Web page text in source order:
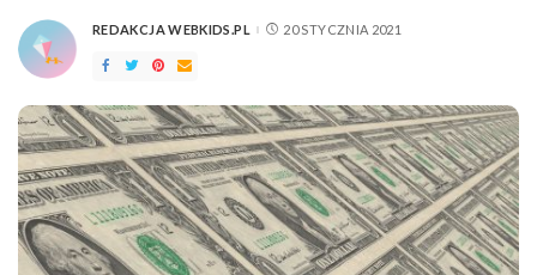
POSTED
REDAKCJA WEBKIDS.PL 20 STYCZNIA 2021